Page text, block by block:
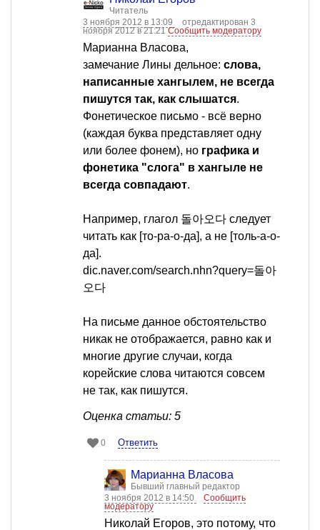
Читатель
3 ноября 2012 в 13:09
отредактирован 3
ноября 2012 в 21:21Сообщить модератору
Марианна Власова,
замечание Лины дельное: слова,
написанные хангылем, не всегда
пишутся так, как слышатся.
Фонетическое письмо - всё верно
(каждая буква представляет одну
или более фонем), но графика и
фонетика "слога" в хангыле не
всегда совпадают.
Например, глагол 돌아오다 следует
читать как [то-ра-о-да], а не [толь-а-о-
да].
dic.naver.com/search.nhn?query=돌아
오다
На письме данное обстоятельство
никак не отображается, равно как и
многие другие случаи, когда
корейские слова читаются совсем
не так, как пишутся.
Оценка статьи: 5
0 Ответить
Марианна Власова
Бывший главный редактор
3 ноября 2012 в 14:50
Сообщить
модератору
Николай Егоров, это потому, что